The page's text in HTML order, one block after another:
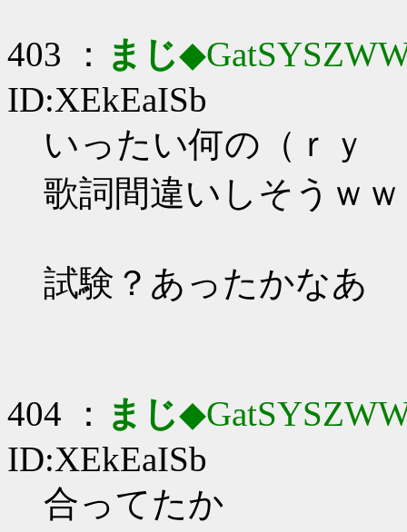
403 ： まじ
ID:XEkEaISb
いったい何の（ｒｙ
歌詞間違いしそうｗｗ
試験？あったかなあ
404 ： まじ
ID:XEkEaISb
合ってたか